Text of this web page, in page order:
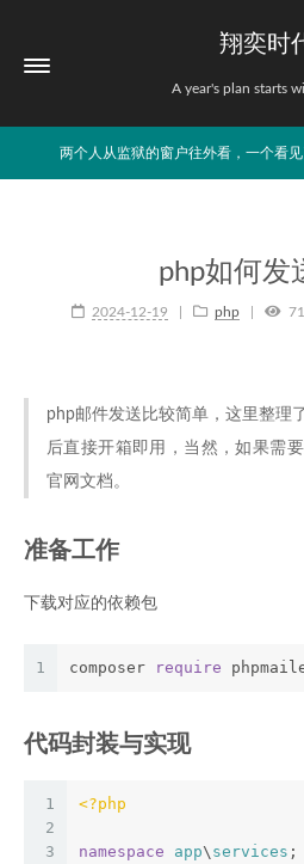
翔奕时
A year's plan starts
两个人从监狱的窗户往外看，一个看
php如何发
2024-12-19 php 71
php邮件发送比较简单，这里整理
后直接开箱即用，当然，如果需
官网文档。
准备工作
下载对应的依赖包
1 composer require
代码封装与实现
1
2
3
<?php
namespace app\ services ;